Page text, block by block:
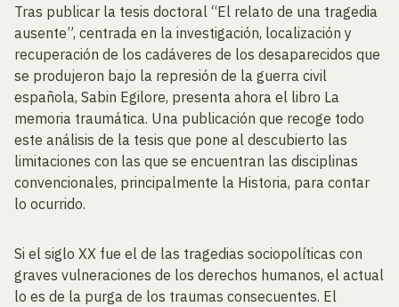
Tras publicar la tesis doctoral “El relato de una tragedia
ausente”, centrada en la investigación, localización y
recuperación de los cadáveres de los desaparecidos que
se produjeron bajo la represión de la guerra civil
española, Sabin Egilore, presenta ahora el libro La
memoria traumática. Una publicación que recoge todo
este análisis de la tesis que pone al descubierto las
limitaciones con las que se encuentran las disciplinas
convencionales, principalmente la Historia, para contar
lo ocurrido.
Si el siglo XX fue el de las tragedias sociopolíticas con
graves vulneraciones de los derechos humanos, el actual
lo es de la purga de los traumas consecuentes. El